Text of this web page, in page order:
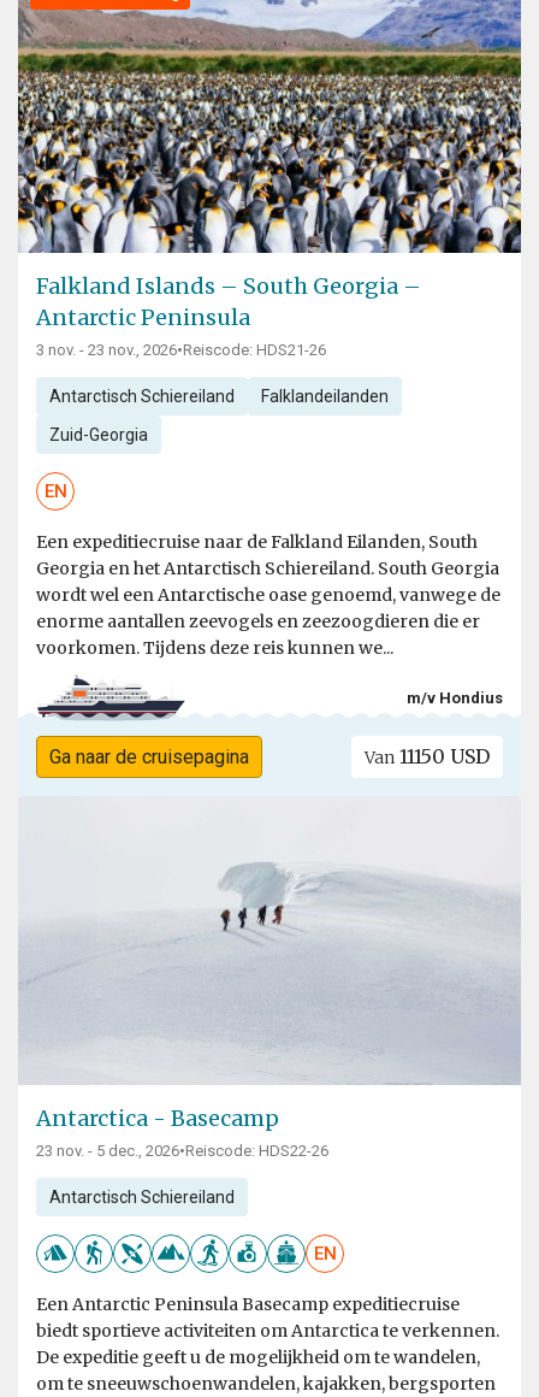
Falkland Islands – South Georgia –
Antarctic Peninsula
3 nov. - 23 nov., 2026•Reiscode: HDS21-26
Antarctisch Schiereiland Falklandeilanden
Zuid-Georgia
EN
Een expeditiecruise naar de Falkland Eilanden, South
Georgia en het Antarctisch Schiereiland. South Georgia
wordt wel een Antarctische oase genoemd, vanwege de
enorme aantallen zeevogels en zeezoogdieren die er
voorkomen. Tijdens deze reis kunnen we...
m/v Hondius
Ga naar de cruisepagina Van 11150 USD
Antarctica - Basecamp
23 nov. - 5 dec., 2026•Reiscode: HDS22-26
Antarctisch Schiereiland
EN
Een Antarctic Peninsula Basecamp expeditiecruise
biedt sportieve activiteiten om Antarctica te verkennen.
De expeditie geeft u de mogelijkheid om te wandelen,
om te sneeuwschoenwandelen, kajakken, bergsporten